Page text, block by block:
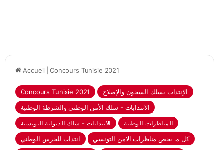
Accueil Concours Tunisie 2021
Concours Tunisie 2021
الإنتداب بسلك السجون والإصلاح
الانتدابات - سلك الأمن الوطني والشرطة الوطنية
الانتدابات - سلك الديوانة التونسية
المناظرات الوطنية
انتداب للحرس الوطني
كل ما يخص مناظرات الامن التونسي